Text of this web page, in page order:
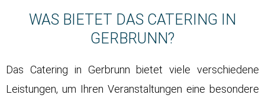
WAS BIETET DAS CATERING IN
GERBRUNN?
Das Catering in Gerbrunn bietet viele verschiedene
Leistungen, um Ihren Veranstaltungen eine besondere